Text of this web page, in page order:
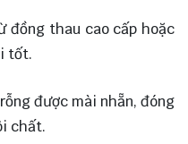
đồng thau cao cấp hoặc
tốt.
được mài nhẵn, đóng
chất.